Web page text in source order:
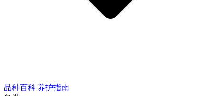
品种百科 养护指南